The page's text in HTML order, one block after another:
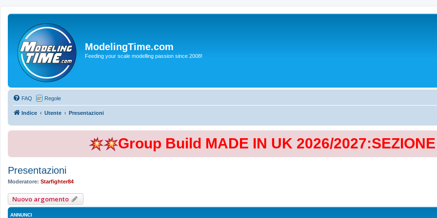
ModelingTime.com
Feeding your scale modelling passion since 2008!
FAQ Regole
Indice Utente Presentazioni
Group Build MADE IN UK 2026/
Presentazioni
Moderatore: Starfighter84
Nuovo argomento
ANNUNCI